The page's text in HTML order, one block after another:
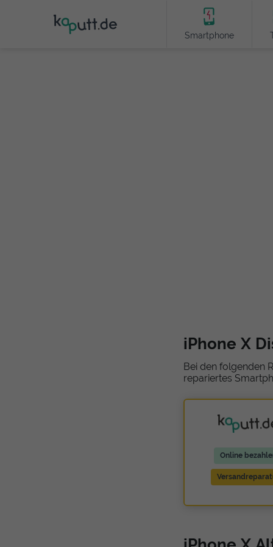
Smartphone
iPhone X
Bei den folgenden
repariertes
Online